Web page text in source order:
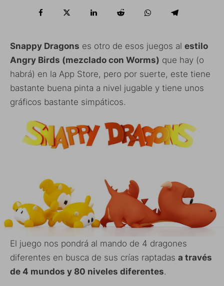
Snappy Dragons es otro de esos juegos al estilo
Angry Birds (mezclado con Worms) que hay (o
habrá) en la App Store, pero por suerte, este tiene
bastante buena pinta a nivel jugable y tiene unos
gráficos bastante simpáticos.
El juego nos pondrá al mando de 4 dragones
diferentes en busca de sus crías raptadas a través
de 4 mundos y 80 niveles diferentes.